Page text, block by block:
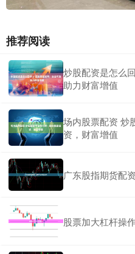
推荐阅读
炒股配资是怎么
助力财富增值
场内股票配资 炒
资，财富增值
广东股指期货配
股票加大杠杆操